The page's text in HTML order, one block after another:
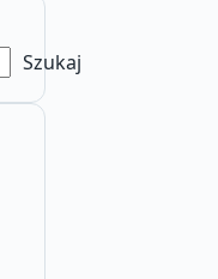
Szukaj